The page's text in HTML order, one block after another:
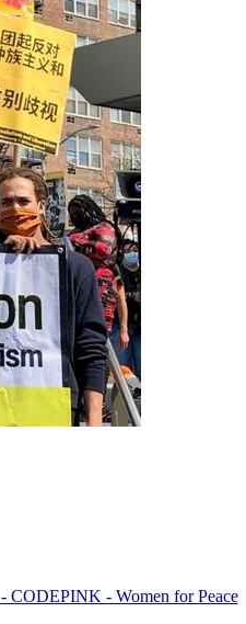
CODEPINK - Women for Peace